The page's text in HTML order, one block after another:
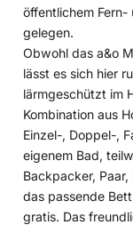
öffentlichem Fern-
gelegen.
Obwohl das a&o
lässt es sich hier
lärmgeschützt im
Kombination aus
Einzel-, Doppel-,
eigenem Bad,
Backpacker,
das passende
gratis. Das